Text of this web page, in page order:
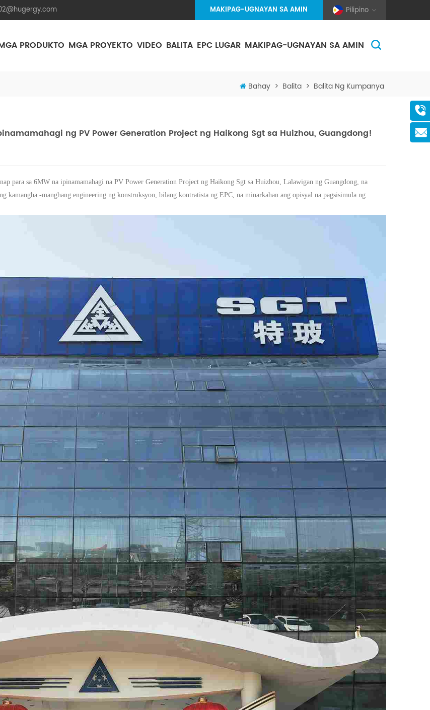
Pilipino
MAKIPAG-UGNAYAN SA AMIN
PRODUKTO MGA PROYEKTO VIDEO BALITA EPC LUGAR MAKIPAG-UGNAYAN SA AMIN
Bahay > Balita > Balita Ng Kumpanya
ng PV Power Generation Project ng Haikong Sgt sa Huizhou, Guangdong!
para sa 6MW na ipinamamahagi na PV Power Generation Project ng Haikong Sgt sa Huizhou, Lalawigan ng Guangdong, na
kamangha -manghang engineering ng konstruksyon, bilang kontratista ng EPC, na minarkahan ang opisyal na pagsisimula ng